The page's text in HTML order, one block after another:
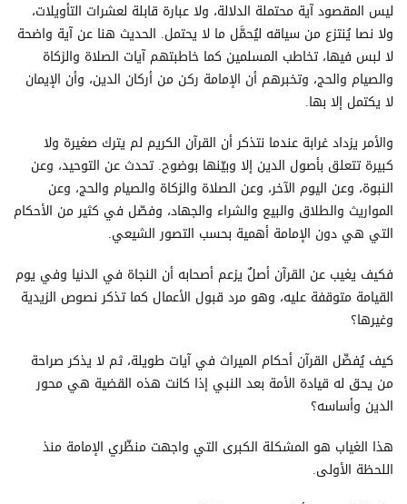
ليس المقصود آية محتملة الدلالة، ولا عبارة قابلة لعشرات التأويلات،
ولا نصا يُنتزع من سياقه ليُحمَّل ما لا يحتمل. الحديث هنا عن آية واضحة
لا لبس فيها، تخاطب المسلمين كما خاطبتهم آيات الصلاة والزكاة
والصيام والحج، وتخبرهم أن الإمامة ركن من أركان الدين، وأن الإيمان
لا يكتمل إلا بها.
والأمر يزداد غرابة عندما نتذكر أن القرآن الكريم لم يترك صغيرة ولا
كبيرة تتعلق بأصول الدين إلا وبيّنها بوضوح. تحدث عن التوحيد، وعن
النبوة، وعن اليوم الآخر، وعن الصلاة والزكاة والصيام والحج، وعن
المواريث والطلاق والبيع والشراء والجهاد، وفصّل في كثير من الأحكام
التي هي دون الإمامة أهمية بحسب التصور الشيعي.
فكيف يغيب عن القرآن أصلٌ يزعم أصحابه أن النجاة في الدنيا وفي يوم
القيامة متوقفة عليه، وهو مرد قبول الأعمال كما تذكر نصوص الزيدية
وغيرها؟
كيف يُفصِّل القرآن أحكام الميراث في آيات طويلة، ثم لا يذكر صراحة
من يحق له قيادة الأمة بعد النبي إذا كانت هذه القضية هي محور
الدين وأساسه؟
هذا الغياب هو المشكلة الكبرى التي واجهت منظّري الإمامة منذ
اللحظة الأولى.